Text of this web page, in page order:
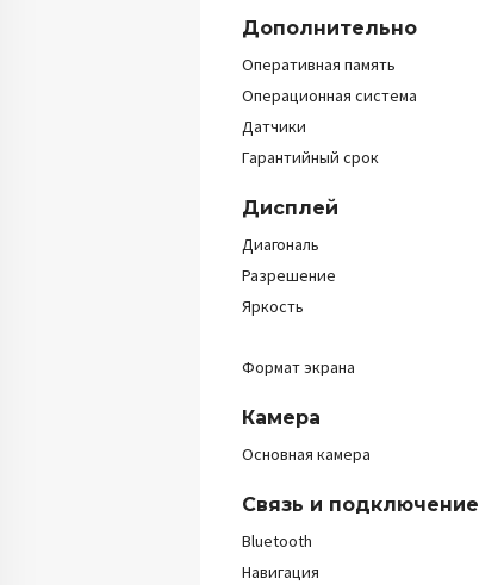
Дополнительно
Оперативная память
Операционная система
Датчики
Гарантийный срок
Дисплей
Диагональ
Разрешение
Яркость
Формат экрана
Камера
Основная камера
Связь и подключение
Bluetooth
Навигация